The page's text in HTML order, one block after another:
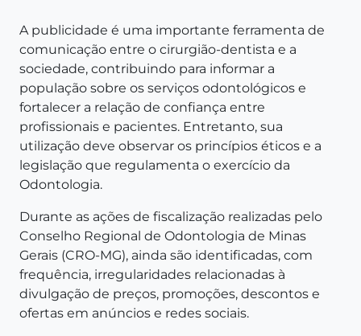
A publicidade é uma importante ferramenta de
comunicação entre o cirurgião-dentista e a
sociedade, contribuindo para informar a
população sobre os serviços odontológicos e
fortalecer a relação de confiança entre
profissionais e pacientes. Entretanto, sua
utilização deve observar os princípios éticos e a
legislação que regulamenta o exercício da
Odontologia.
Durante as ações de fiscalização realizadas pelo
Conselho Regional de Odontologia de Minas
Gerais (CRO-MG), ainda são identificadas, com
frequência, irregularidades relacionadas à
divulgação de preços, promoções, descontos e
ofertas em anúncios e redes sociais.